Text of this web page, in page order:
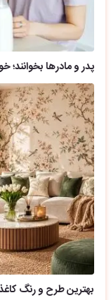
پدر و مادرها
بهترین طرح و رنگ